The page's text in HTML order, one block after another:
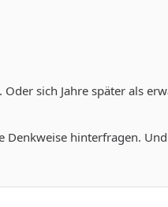
sich Jahre später als
hinterfragen.